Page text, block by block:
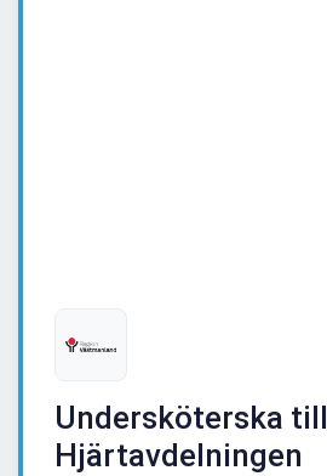
Undersköterska till
Hjärtavdelningen